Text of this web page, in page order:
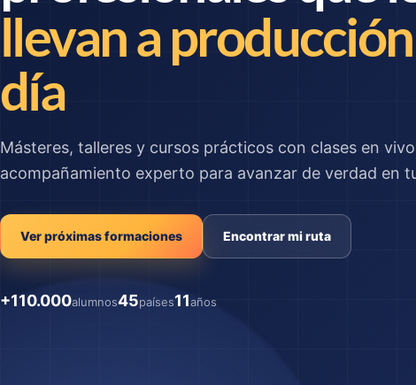
llevan a
día
Másteres, talleres y cursos prácticos con clases en
acompañamiento experto para avanzar de verdad en
Ver próximas formaciones Encontrar mi ruta
+110.000alumnos45países11años